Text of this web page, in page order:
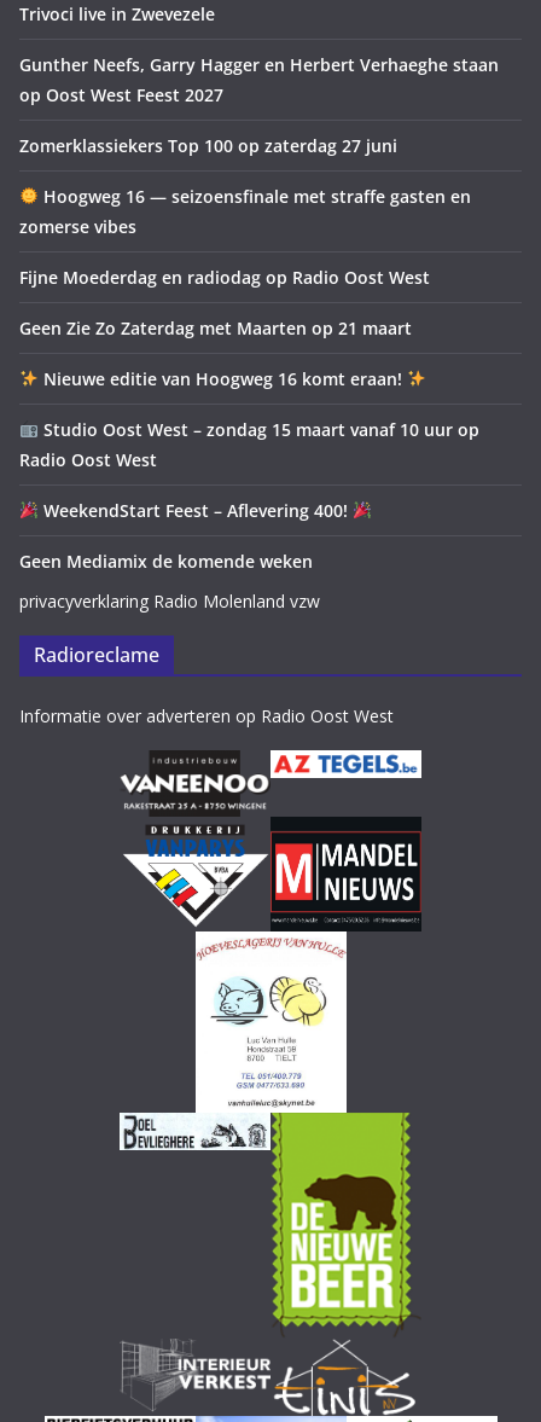
Trivoci live in Zwevezele
Gunther Neefs, Garry Hagger en Herbert Verhaeghe staan
op Oost West Feest 2027
Zomerklassiekers Top 100 op zaterdag 27 juni
Hoogweg 16 — seizoensfinale met straffe gasten en
zomerse vibes
Fijne Moederdag en radiodag op Radio Oost West
Geen Zie Zo Zaterdag met Maarten op 21 maart
Nieuwe editie van Hoogweg 16 komt eraan!
Studio Oost West – zondag 15 maart vanaf 10 uur op
Radio Oost West
WeekendStart Feest – Aflevering 400!
Geen Mediamix de komende weken
privacyverklaring Radio Molenland vzw
Radioreclame
Informatie over adverteren op Radio Oost West